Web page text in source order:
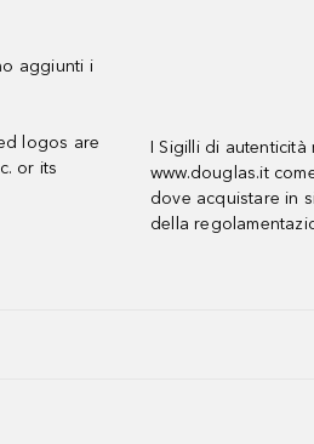
aggiunti i
logos are
or its
I Sigilli di
www.douglas.it
dove acquistare in
della